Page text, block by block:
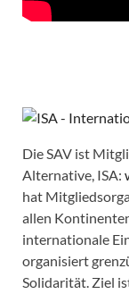
Die SAV ist
Alternative, ISA:
hat
allen
internationale
organisiert
Solidarität. Ziel